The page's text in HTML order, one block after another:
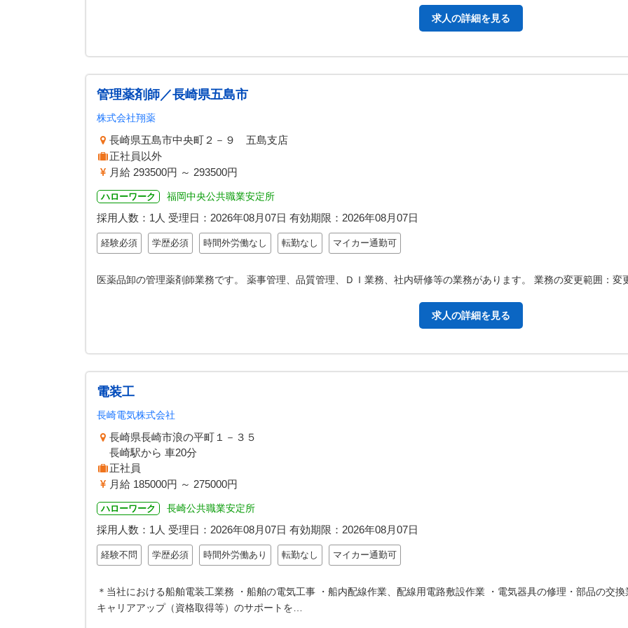
求人の詳細を見る
管理薬剤師／長崎県五島市
株式会社翔薬
長崎県五島市中央町２－９ 五島支店
正社員以外
月給 293500円 ～ 293500円
ハローワーク 福岡中央公共職業安定所
採用人数：1人 受理日： 2026年08月07日 有効期限： 2026年08月07日
経験必須 学歴必須 時間外労働なし 転勤なし マイカー通勤可
医薬品卸の管理薬剤師業務です。 薬事管理、品質管理、ＤＩ業務、社内研修等の業務があります。 業務の変更範囲：変
求人の詳細を見る
電装工
長崎電気株式会社
長崎県長崎市浪の平町１－３５
長崎駅から 車20分
正社員
月給 185000円 ～ 275000円
ハローワーク 長崎公共職業安定所
採用人数：1人 受理日： 2026年08月07日 有効期限： 2026年08月07日
経験不問 学歴必須 時間外労働あり 転勤なし マイカー通勤可
＊当社における船舶電装工業務 ・船舶の電気工事 ・船内配線作業、配線用電路敷設作業 ・電気器具の修理・部品の交
キャリアアップ（資格取得等）のサポートを…